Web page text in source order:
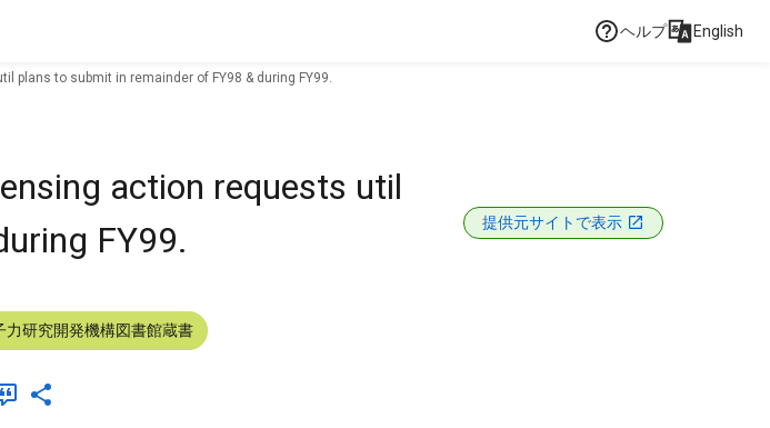
ヘルプ English
to submit in remainder of FY98 & during FY99.
action requests util
FY99.
提供元サイトで表示
力研究開発機構図書館蔵書